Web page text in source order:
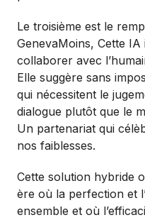
Le troisième est le
GenevaMoins, Cette
collaborer avec
Elle suggère sans
qui nécessitent le
dialogue plutôt que le
Un partenariat qui
nos faiblesses.
Cette solution hybride
ère où la perfection et
ensemble et où